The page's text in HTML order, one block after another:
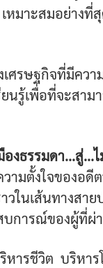
มาะสมอย่าง
รษฐกิจที่มีคว
นรู้เพื่อที่จะส
งธรรมดา...สู่
วามตั้งใจของอดี
ในเส้นทางสา
บการณ์ของผู้ที่
ารชีวิต บริห